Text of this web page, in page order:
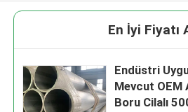
En İyi Fiyatı
Endüstri
Mevcut OEM
Boru Cilalı